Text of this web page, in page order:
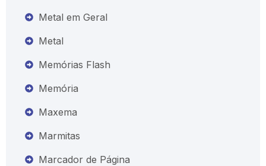
Metal em Geral
Metal
Memórias Flash
Memória
Maxema
Marmitas
Marcador de Página